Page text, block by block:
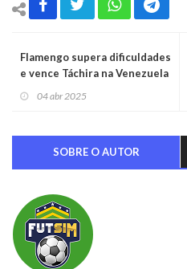
Flamengo supera dificuldades
e vence Táchira na Venezuela
04 abr 2025
SOBRE O AUTOR